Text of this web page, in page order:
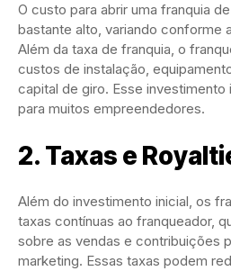
O custo para abrir uma franquia
bastante alto, variando conforme
Além da taxa de franquia, o
custos de instalação,
capital de giro. Esse
para muitos empreendedores.
2. Taxas e
Além do investimento inicial, os
taxas contínuas ao franqueador,
sobre as vendas e contribuições
marketing. Essas taxas podem